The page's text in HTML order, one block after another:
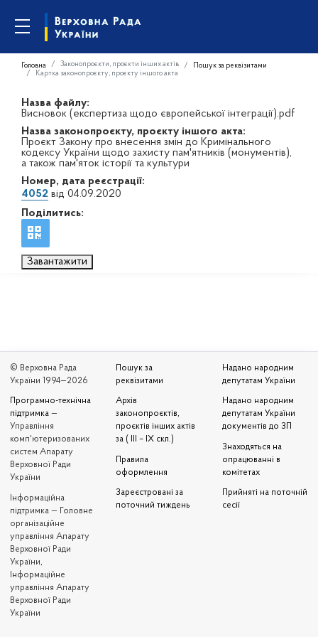
Головна Законопроєкти, проєкти інших актів
Пошук за реквізитами
Картка законопроєкту, проєкту іншого акта
Назва файлу:
Висновок (експертиза щодо європейської інтеграції).pdf
Назва законопроєкту, проєкту іншого акта:
Проєкт Закону про внесення змін до Кримінального
кодексу України щодо захисту пам'ятників (монументів),
а також пам'яток історії та культури
Номер, дата реєстрації:
4052 від 04.09.2020
Поділитись:
Завантажити
© Верховна Рада
України 1994—2026
Програмно-технічна
підтримка —
Управління
комп'ютеризованих
систем Апарату
Верховної Ради
України
Iнформаційна
підтримка — Головне
організаційне
управління Апарату
Верховної Ради
України,
Інформаційне
управління Апарату
Верховної Ради
України
Пошук за
реквізитами
Архів
законопроєктів,
проєктів інших актів
за ( III – IX скл.)
Правила
оформлення
Зареєстровані за
поточний тиждень
Надано народним
депутатам України
Надано народним
депутатам України
документів до ЗП
Знаходяться на
опрацюванні в
комітетах
Прийняті на поточній
сесії